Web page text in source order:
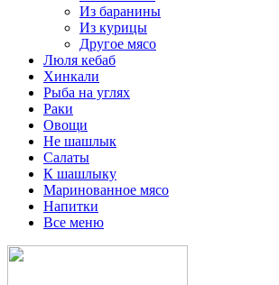
Из баранины
Из курицы
Другое мясо
Люля кебаб
Хинкали
Рыба на углях
Раки
Овощи
Не шашлык
Салаты
К шашлыку
Маринованное мясо
Напитки
Все меню